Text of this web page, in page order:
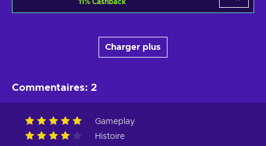
11 % Cashback
Charger plus
Commentaires: 2
Gameplay
Histoire